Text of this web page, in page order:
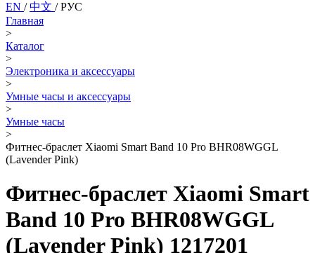
EN /中文 /РУС
Главная
>
Каталог
>
Электроника и аксессуары
>
Умные часы и аксессуары
>
Умные часы
>
Фитнес-браслет Xiaomi Smart Band 10 Pro BHR08WGGL
(Lavender Pink)
Фитнес-браслет Xiaomi Smart
Band 10 Pro BHR08WGGL
(Lavender Pink) 1217201